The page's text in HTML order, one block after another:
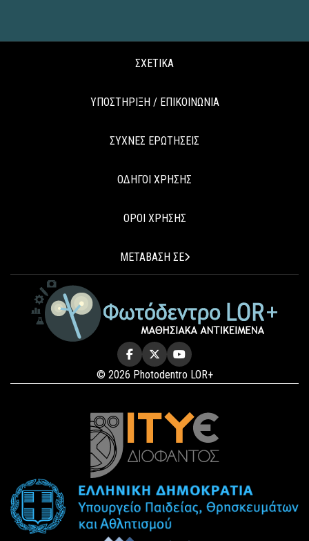
ΣΧΕΤΙΚΑ
ΥΠΟΣΤΗΡΙΞΗ / ΕΠΙΚΟΙΝΩΝΙΑ
ΣΥΧΝΕΣ ΕΡΩΤΗΣΕΙΣ
ΟΔΗΓΟΙ ΧΡΗΣΗΣ
ΟΡΟΙ ΧΡΗΣΗΣ
ΜΕΤΑΒΑΣΗ ΣΕ
© 2026 Photodentro LOR+